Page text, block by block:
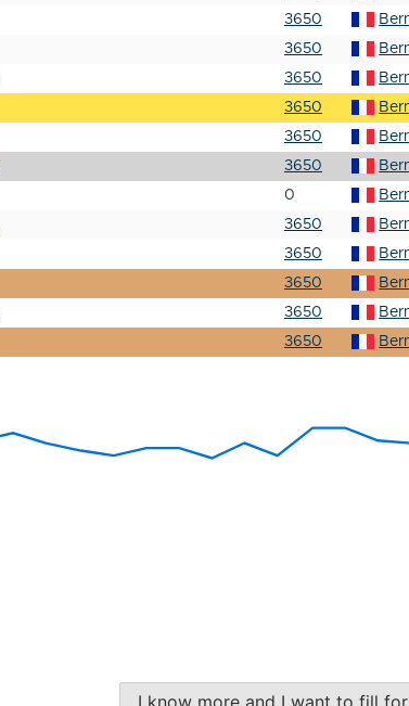
3650
3650
3650
3650
3650
3650
0
3650
3650
3650
3650
3650